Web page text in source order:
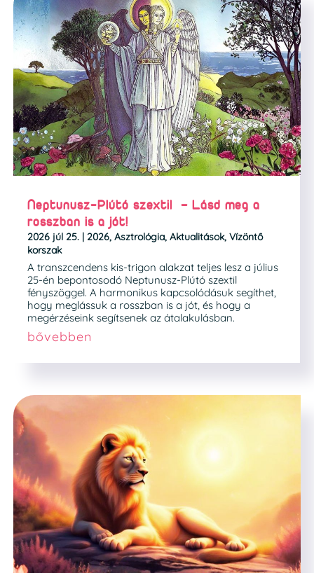
Neptunusz-Plútó szextil – Lásd meg a
rosszban is a jót!
2026 júl 25. | 2026, Asztrológia, Aktualitások, Vízöntő
korszak
A transzcendens kis-trigon alakzat teljes lesz a július
25-én bepontosodó Neptunusz-Plútó szextil
fényszöggel. A harmonikus kapcsolódásuk segíthet,
hogy meglássuk a rosszban is a jót, és hogy a
megérzéseink segítsenek az átalakulásban.
bővebben